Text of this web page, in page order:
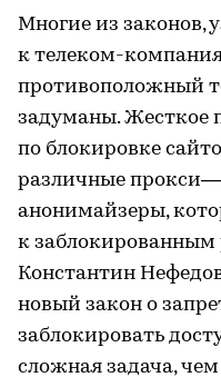
Многие из законов,
к телеком-
противоположный
задуманы. Жесткое
по блокировке
различные
анонимайзеры,
к заблокированным
Константин
новый закон о
заблокировать
сложная задача,